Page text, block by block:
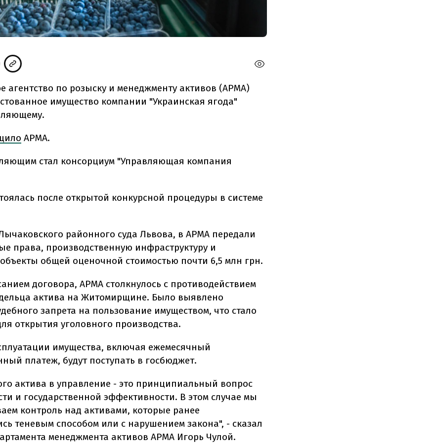
агентство по розыску и менеджменту активов (АРМА)
имущество компании "Украинская ягода"
АРМА.
стал консорциум "Управляющая компания
после открытой конкурсной процедуры в системе
районного суда Львова, в АРМА передали
права, производственную инфраструктуру и
общей оценочной стоимостью почти 6,5 млн грн.
договора, АРМА столкнулось с противодействием
актива на Житомирщине. Было выявлено
запрета на пользование имуществом, что стало
открытия уголовного производства.
имущества, включая ежемесячный
платеж, будут поступать в госбюджет.
актива в управление - это принципиальный вопрос
и государственной эффективности. В этом случае мы
контроль над активами, которые ранее
теневым способом или с нарушением закона", - сказал
менеджмента активов АРМА Игорь Чулой.